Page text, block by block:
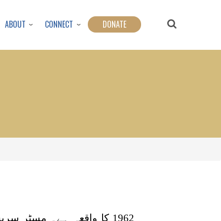
ABOUT CONNECT DONATE